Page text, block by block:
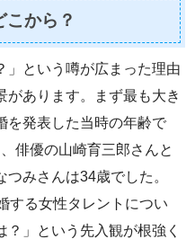
こから？
」という噂が広まった理由
があります。まず最も大き
を発表した当時の年齢で
俳優の山崎育三郎さんと
みさんは34歳でした。
する女性タレントについ
」という先入観が根強く